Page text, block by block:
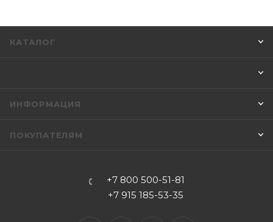
КАТАЛОГ
ИНФОРМАЦИЯ
ПОКУПАТЕЛЯМ
+7 800 500-51-81
+7 915 185-53-35